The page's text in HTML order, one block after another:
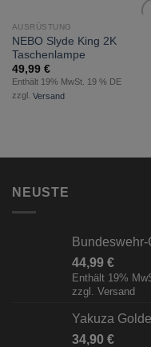
AUSRÜSTUNG
NEBO Slyde King 2K
Taschenlampe
49,99 €
Enthält 19% MwSt. 19 % DE
zzgl. Versand
NEUSTE
44,99 €
Enthält 19%
zzgl. Versand
Yakuza
34,90 €